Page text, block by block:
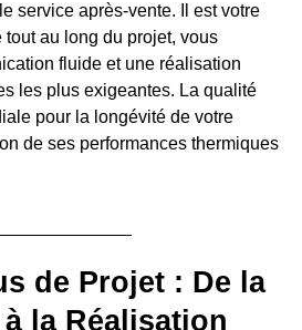
service après-vente. Il est votre
au long du projet, vous
fluide et une réalisation
les plus exigeantes. La qualité
pour la longévité de votre
de ses performances thermiques
de Projet : De la
la Réalisation